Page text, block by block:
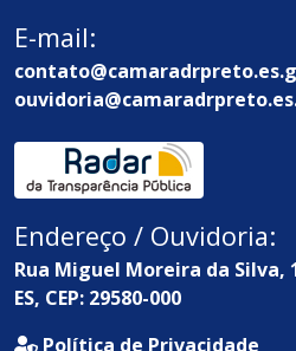
E-mail:
Endereço / Ouvidoria:
Rua Miguel Moreira da Silva,
ES, CEP: 29580-000
Política de Privacidade